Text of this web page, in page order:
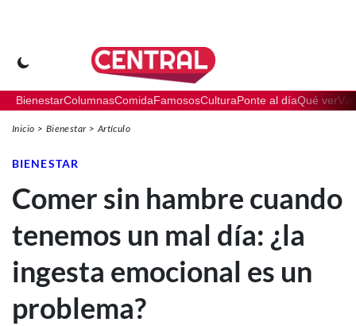
BienestarColumnasComidaFamososCulturaPonte al díaQué ver
Inicio Bienestar Artículo
BIENESTAR
Comer sin hambre cuando
tenemos un mal día: ¿la
ingesta emocional es un
problema?